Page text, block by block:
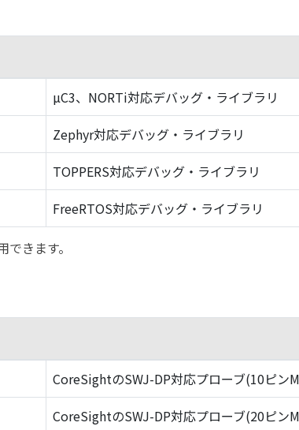
µC3、NORTi対応デバッグ・ライブラリ
Zephyr対応デバッグ・ライブラリ
TOPPERS対応デバッグ・ライブラリ
FreeRTOS対応デバッグ・ライブラリ
きます。
CoreSightのSWJ-DP対応プローブ(10ピン
CoreSightのSWJ-DP対応プローブ(20ピン